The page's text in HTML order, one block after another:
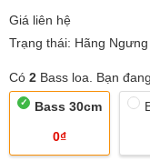
Giá liên hệ
Trạng thái: Hãng
Có 2 Bass loa. Bạn
Bass 30cm
0₫